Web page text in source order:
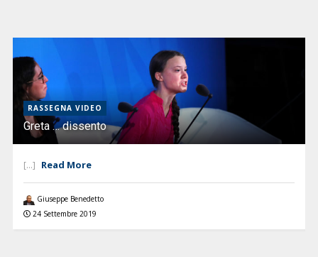
RASSEGNA VIDEO
Greta … dissento
[...] Read More
Giuseppe Benedetto
24 Settembre 2019